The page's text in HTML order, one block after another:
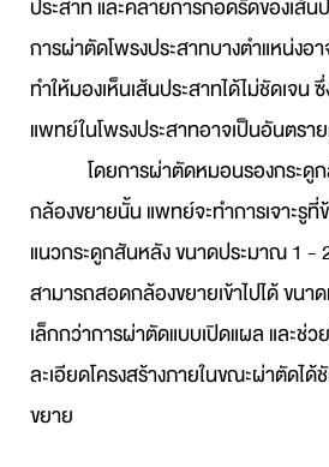
ประสาท และคลายการกอดรัดของเส้น
การผ่าตัดโพรงประสาทบางตำแหน่ง
ทำให้มองเห็นเส้นประสาทได้ไม่ชัดเจน
แพทย์ในโพรงประสาทอาจเป็นอันตรา
โดยการผ่าตัดหมอนรองกระดู
กล้องขยายนั้น แพทย์จะทำการเจาะรู
แนวกระดูกสันหลัง ขนาดประมาณ 1 -
สามารถสอดกล้องขยายเข้าไปได้ ขน
เล็กกว่าการผ่าตัดแบบเปิดแผล และช่ว
ละเอียดโครงสร้างภายในขณะผ่าตัดไ
ขยาย